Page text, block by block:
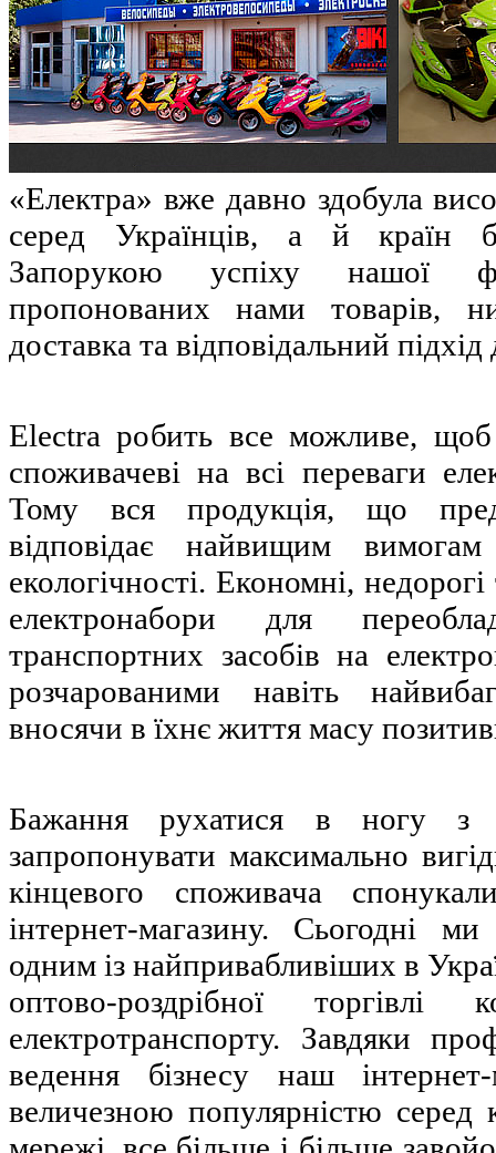
«Електра» вже давно здобула
серед Українців, а й країн
Запорукою успіху нашої
пропонованих нами товарів,
доставка та відповідальний
Electra робить все можливе, щоб
споживачеві на всі переваги
Тому вся продукція, що
відповідає найвищим
екологічності. Економні,
електронабори для
транспортних засобів на
розчарованими навіть
вносячи в їхнє життя масу
Бажання рухатися в ногу з
запропонувати максимально
кінцевого споживача
інтернет-магазину. Сьогодні
одним із найпривабливіших в
оптово-роздрібної торгівлі
електротранспорту. Завдяки
ведення бізнесу наш інтернет-
величезною популярністю серед